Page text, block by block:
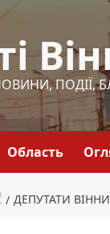
ПОДІЇ,
Область
ДЕПУТАТИ